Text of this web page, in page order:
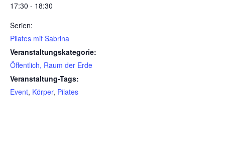
17:30 - 18:30
Serien:
Pilates mit Sabrina
Veranstaltungskategorie:
Öffentlich, Raum der Erde
Veranstaltung-Tags:
Event, Körper, Pilates